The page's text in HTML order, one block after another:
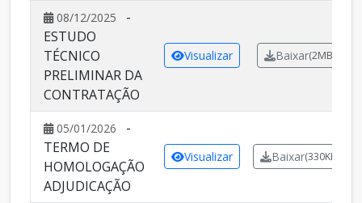
08/12/2025
-
ESTUDO
TÉCNICO
PRELIMINAR DA
CONTRATAÇÃO
Visualizar Baixar(2MB)
05/01/2026
-
TERMO DE
HOMOLOGAÇÃO
ADJUDICAÇÃO
Visualizar Baixar(330KB)